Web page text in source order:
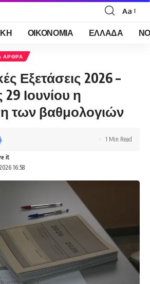
Font
Resizer
Aa
ΟΙΚΟΝΟΜΙΑ ΕΛΛΑΔΑ
ΑΡΘΡΑ
Εξετάσεις 2026 –
Ιουνίου η
των βαθμολογιών
16:58
1 Min Read